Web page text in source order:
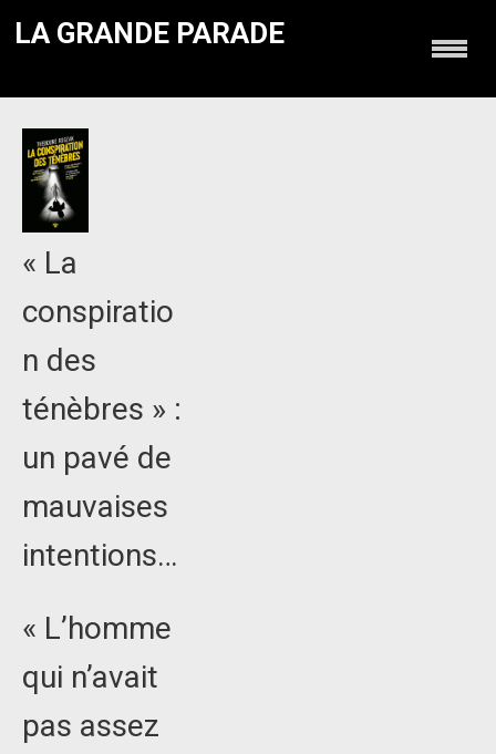
LA GRANDE PARADE
« La
conspiratio
n des
ténèbres » :
un pavé de
mauvaises
intentions…
« L’homme
qui n’avait
pas assez